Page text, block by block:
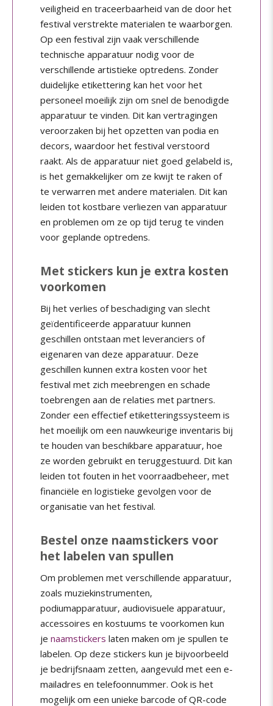
veiligheid en traceerbaarheid van de door het
festival verstrekte materialen te waarborgen.
Op een festival zijn vaak verschillende
technische apparatuur nodig voor de
verschillende artistieke optredens. Zonder
duidelijke etikettering kan het voor het
personeel moeilijk zijn om snel de benodigde
apparatuur te vinden. Dit kan vertragingen
veroorzaken bij het opzetten van podia en
decors, waardoor het festival verstoord
raakt. Als de apparatuur niet goed gelabeld is,
is het gemakkelijker om ze kwijt te raken of
te verwarren met andere materialen. Dit kan
leiden tot kostbare verliezen van apparatuur
en problemen om ze op tijd terug te vinden
voor geplande optredens.
Met stickers kun je extra kosten
voorkomen
Bij het verlies of beschadiging van slecht
geïdentificeerde apparatuur kunnen
geschillen ontstaan met leveranciers of
eigenaren van deze apparatuur. Deze
geschillen kunnen extra kosten voor het
festival met zich meebrengen en schade
toebrengen aan de relaties met partners.
Zonder een effectief etiketteringssysteem is
het moeilijk om een nauwkeurige inventaris bij
te houden van beschikbare apparatuur, hoe
ze worden gebruikt en teruggestuurd. Dit kan
leiden tot fouten in het voorraadbeheer, met
financiële en logistieke gevolgen voor de
organisatie van het festival.
Bestel onze naamstickers voor
het labelen van spullen
Om problemen met verschillende apparatuur,
zoals muziekinstrumenten,
podiumapparatuur, audiovisuele apparatuur,
accessoires en kostuums te voorkomen kun
je naamstickers laten maken om je spullen te
labelen. Op deze stickers kun je bijvoorbeeld
je bedrijfsnaam zetten, aangevuld met een e-
mailadres en telefoonnummer. Ook is het
mogelijk om een unieke barcode of QR-code